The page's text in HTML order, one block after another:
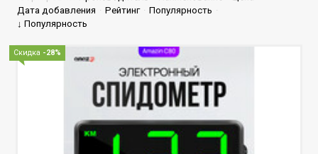
Дата добавления · Рейтинг · Популярность ·
↓ Популярность
Скидка -28%